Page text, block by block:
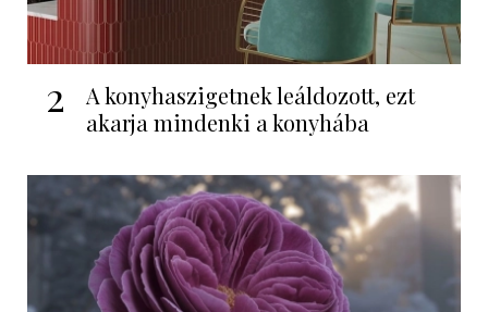
2
A konyhaszigetnek leáldozott, ezt
akarja mindenki a konyhába